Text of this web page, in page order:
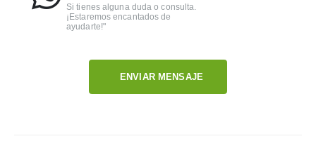
Si tienes alguna duda o consulta.
¡Estaremos encantados de
ayudarte!"
ENVIAR MENSAJE